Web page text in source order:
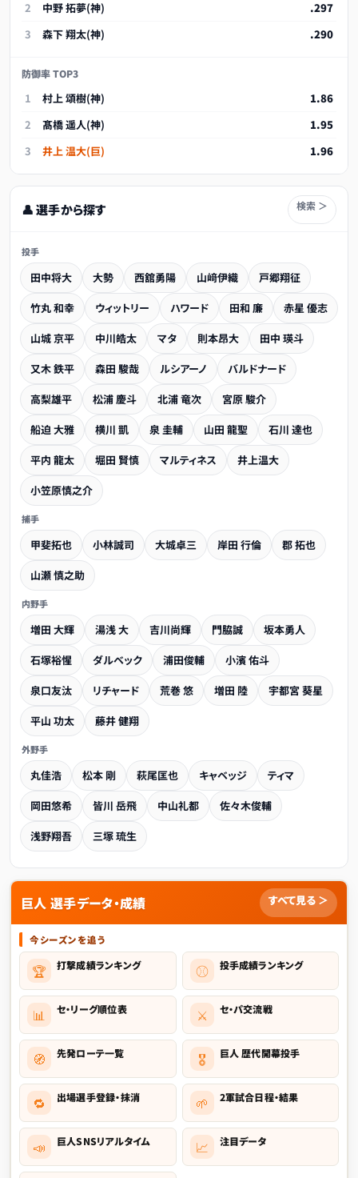
2
中野 拓夢(神)
.297
3
森下 翔太(神) .290
防御率 TOP3
1 村上 頌樹(神)
1.86
2
髙橋 遥人(神)
1.95
3
井上 温大(巨) 1.96
👤 選手から探す 検索 ＞
投手
田中将大 大勢 西舘勇陽 山﨑伊織
戸郷翔征
竹丸 和幸
ウィットリー ハワード 田和 廉
赤星 優志
山城 京平
中川皓太 マタ 則本昂大
田中 瑛斗
又木 鉄平
森田 駿哉 ルシアーノ
バルドナード
高梨雄平
松浦 慶斗 北浦 竜次
宮原 駿介
船迫 大雅
横川 凱 泉 圭輔 山田 龍聖
石川 達也
平内 龍太
堀田 賢慎 マルティネス
井上温大
小笠原慎之介
捕手
甲斐拓也 小林誠司 大城卓三 岸田 行倫
郡 拓也
山瀬 慎之助
内野手
増田 大輝 湯浅 大 吉川尚輝 門脇誠
坂本勇人
石塚裕惺
ダルベック 浦田俊輔
小濱 佑斗
泉口友汰
リチャード 荒巻 悠 増田 陸
宇都宮 葵星
平山 功太
藤井 健翔
外野手
丸佳浩 松本 剛 萩尾匡也 キャベッジ
ティマ
岡田悠希
皆川 岳飛 中山礼都
佐々木俊輔
浅野翔吾
三塚 琉生
巨人 選手データ・成績 すべて見る ＞
今シーズンを追う
🏆 打撃成績ランキング ⚾ 投手成績ランキング
📊 セ・リーグ順位表 ⚔️ セ・パ交流戦
🧭 先発ローテ一覧 🎖️ 巨人 歴代開幕投手
🔁 出場選手登録・抹消 🌱 2軍試合日程・結果
📣 巨人SNSリアルタイム 📈 注目データ